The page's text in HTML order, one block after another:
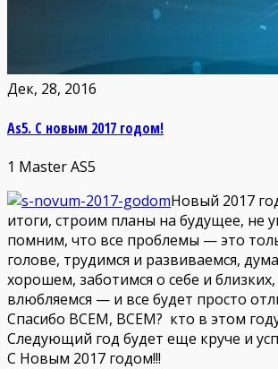
Дек, 28, 2016
As5. С новым 2017 годом!
1 Master AS5
Новый 2017
итоги, строим планы на будущее, не
помним, что все проблемы — это
голове, трудимся и развиваемся,
хорошем, заботимся о себе и
влюбляемся — и все будет просто
Спасибо ВСЕМ, ВСЕМ? кто в этом
Следующий год будет еще круче и
С Новым 2017 годом!!!